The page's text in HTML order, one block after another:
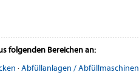
folgenden Bereichen an:
·Abfüllanlagen / Abfüllmaschinen